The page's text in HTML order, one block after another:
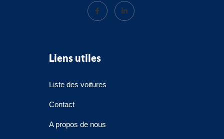
Liens utiles
Liste des voitures
Contact
A propos de nous